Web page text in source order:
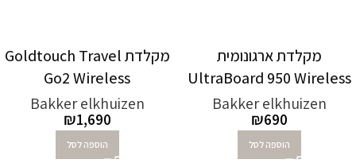
מקלדת ארגונומית
UltraBoard 950 Wireless
Bakker elkhuizen
₪690
הוספה לסל
מקלדת Goldtouch Travel
Go2 Wireless
Bakker elkhuizen
₪1,690
הוספה לסל